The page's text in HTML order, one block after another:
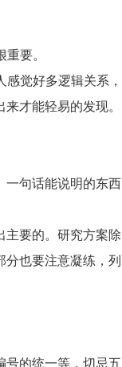
要。
觉好多逻辑关系，
才能轻易的发现。
一句话能说明的东西
主要的。研究方案除
也要注意凝练，列
号的统一等，切忌五